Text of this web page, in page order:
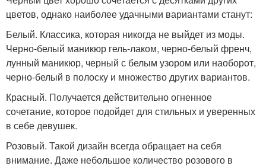
цветов, однако наиболее удачными вариантами станут:
Белый. Классика, которая никогда не выйдет из моды.
Черно-белый маникюр гель-лаком, черно-белый френч,
лунный маникюр, черный с белым узором или наоборот,
черно-белый в полоску и множество других вариантов.
Красный. Получается действительно огненное
сочетание, которое подойдет для стильных и уверенных
в себе девушек.
Розовый. Такой дизайн всегда обращает на себя
внимание. Даже небольшое количество розового в